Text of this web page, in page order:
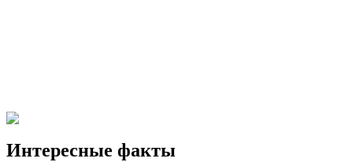
Интересные факты